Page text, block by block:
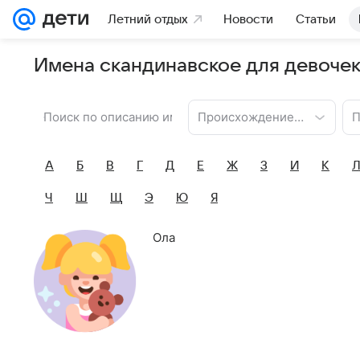
Летний отдых Новости Статьи
Имена скандинавское для
Происхождение имени
А Б В Г Д Е Ж З И К Л
Ч Э Ю Я
Ола